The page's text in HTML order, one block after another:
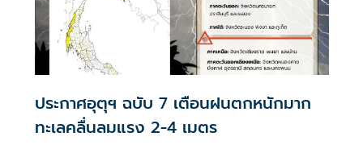
ประกาศอุตุฯ ฉบับ 7 เตือนฝนตกหนักมาก
ทะเลคลื่นลมแรง 2-4 เมตร